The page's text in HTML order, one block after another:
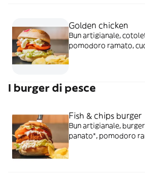
Golden chicken
Bun artigianale,
pomodoro ramato,
I burger di pesce
Fish & chips burger
Bun artigianale,
panato*, pomodoro